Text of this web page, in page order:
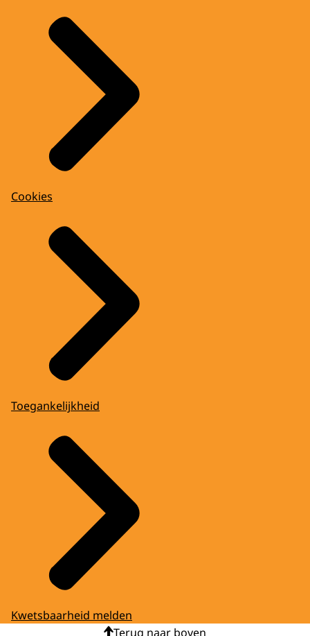
Cookies
Toegankelijkheid
Kwetsbaarheid melden
Terug naar boven